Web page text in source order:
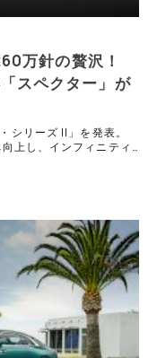
万針の贅沢！
スペクター」が
シリーズ II」を発表。
上し、インフィニティ
。最大260万針の糸や7
ない手間と新素材がオ
間を創り出す。